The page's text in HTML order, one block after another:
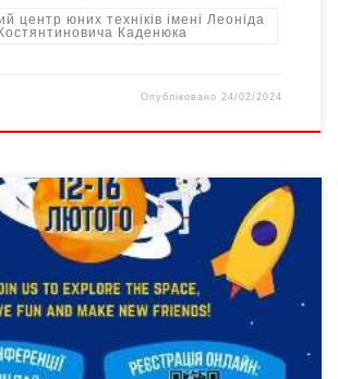
центр юних техніків імені Леоніда
Костянтиновича Каденюка
Опубліковано 24/02/2024
2024-го у Чернівцях відбудеться
наукова конференція «Всесвіт 2024».
проводиться з метою популяризації та
знань, розвитку інтересу до
організовують і проводять
Чернівецької міської ради, Міський центр